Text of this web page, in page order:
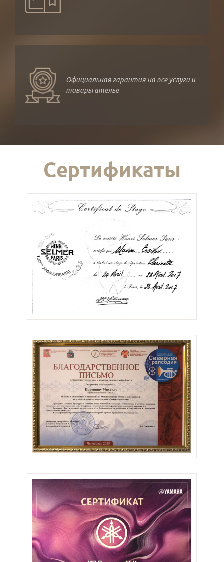
Официальная гарантия на все услуги и
товары ателье
Сертификаты